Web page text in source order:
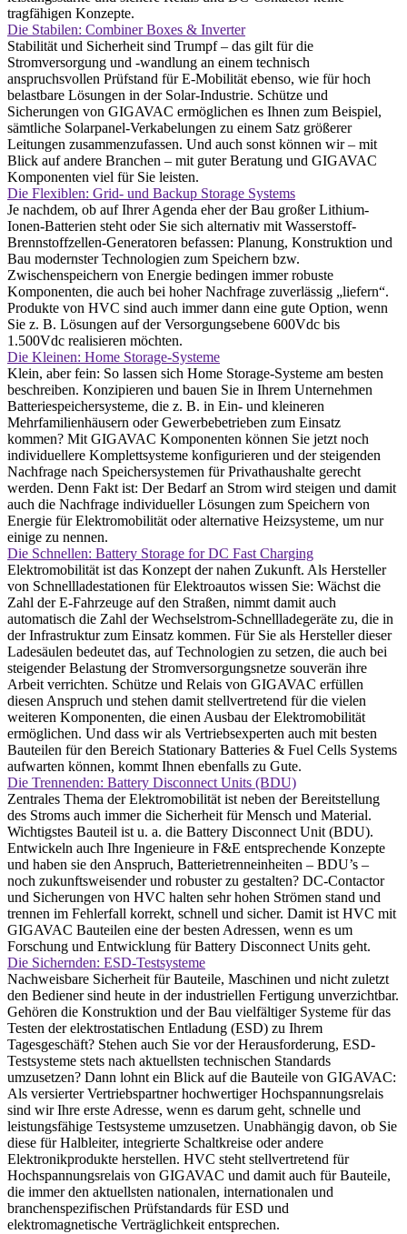
tragfähigen Konzepte.
Die Stabilen: Combiner Boxes & Inverter
Stabilität und Sicherheit sind Trumpf – das gilt für die
Stromversorgung und -wandlung an einem technisch
anspruchsvollen Prüfstand für E-Mobilität ebenso, wie für hoch
belastbare Lösungen in der Solar-Industrie. Schütze und
Sicherungen von GIGAVAC ermöglichen es Ihnen zum Beispiel,
sämtliche Solarpanel-Verkabelungen zu einem Satz größerer
Leitungen zusammenzufassen. Und auch sonst können wir – mit
Blick auf andere Branchen – mit guter Beratung und GIGAVAC
Komponenten viel für Sie leisten.
Die Flexiblen: Grid- und Backup Storage Systems
Je nachdem, ob auf Ihrer Agenda eher der Bau großer Lithium-
Ionen-Batterien steht oder Sie sich alternativ mit Wasserstoff-
Brennstoffzellen-Generatoren befassen: Planung, Konstruktion und
Bau modernster Technologien zum Speichern bzw.
Zwischenspeichern von Energie bedingen immer robuste
Komponenten, die auch bei hoher Nachfrage zuverlässig „liefern“.
Produkte von HVC sind auch immer dann eine gute Option, wenn
Sie z. B. Lösungen auf der Versorgungsebene 600Vdc bis
1.500Vdc realisieren möchten.
Die Kleinen: Home Storage-Systeme
Klein, aber fein: So lassen sich Home Storage-Systeme am besten
beschreiben. Konzipieren und bauen Sie in Ihrem Unternehmen
Batteriespeichersysteme, die z. B. in Ein- und kleineren
Mehrfamilienhäusern oder Gewerbebetrieben zum Einsatz
kommen? Mit GIGAVAC Komponenten können Sie jetzt noch
individuellere Komplettsysteme konfigurieren und der steigenden
Nachfrage nach Speichersystemen für Privathaushalte gerecht
werden. Denn Fakt ist: Der Bedarf an Strom wird steigen und damit
auch die Nachfrage individueller Lösungen zum Speichern von
Energie für Elektromobilität oder alternative Heizsysteme, um nur
einige zu nennen.
Die Schnellen: Battery Storage for DC Fast Charging
Elektromobilität ist das Konzept der nahen Zukunft. Als Hersteller
von Schnellladestationen für Elektroautos wissen Sie: Wächst die
Zahl der E-Fahrzeuge auf den Straßen, nimmt damit auch
automatisch die Zahl der Wechselstrom-Schnellladegeräte zu, die in
der Infrastruktur zum Einsatz kommen. Für Sie als Hersteller dieser
Ladesäulen bedeutet das, auf Technologien zu setzen, die auch bei
steigender Belastung der Stromversorgungsnetze souverän ihre
Arbeit verrichten. Schütze und Relais von GIGAVAC erfüllen
diesen Anspruch und stehen damit stellvertretend für die vielen
weiteren Komponenten, die einen Ausbau der Elektromobilität
ermöglichen. Und dass wir als Vertriebsexperten auch mit besten
Bauteilen für den Bereich Stationary Batteries & Fuel Cells Systems
aufwarten können, kommt Ihnen ebenfalls zu Gute.
Die Trennenden: Battery Disconnect Units (BDU)
Zentrales Thema der Elektromobilität ist neben der Bereitstellung
des Stroms auch immer die Sicherheit für Mensch und Material.
Wichtigstes Bauteil ist u. a. die Battery Disconnect Unit (BDU).
Entwickeln auch Ihre Ingenieure in F&E entsprechende Konzepte
und haben sie den Anspruch, Batterietrenneinheiten – BDU’s –
noch zukunftsweisender und robuster zu gestalten? DC-Contactor
und Sicherungen von HVC halten sehr hohen Strömen stand und
trennen im Fehlerfall korrekt, schnell und sicher. Damit ist HVC mit
GIGAVAC Bauteilen eine der besten Adressen, wenn es um
Forschung und Entwicklung für Battery Disconnect Units geht.
Die Sichernden: ESD-Testsysteme
Nachweisbare Sicherheit für Bauteile, Maschinen und nicht zuletzt
den Bediener sind heute in der industriellen Fertigung unverzichtbar.
Gehören die Konstruktion und der Bau vielfältiger Systeme für das
Testen der elektrostatischen Entladung (ESD) zu Ihrem
Tagesgeschäft? Stehen auch Sie vor der Herausforderung, ESD-
Testsysteme stets nach aktuellsten technischen Standards
umzusetzen? Dann lohnt ein Blick auf die Bauteile von GIGAVAC:
Als versierter Vertriebspartner hochwertiger Hochspannungsrelais
sind wir Ihre erste Adresse, wenn es darum geht, schnelle und
leistungsfähige Testsysteme umzusetzen. Unabhängig davon, ob Sie
diese für Halbleiter, integrierte Schaltkreise oder andere
Elektronikprodukte herstellen. HVC steht stellvertretend für
Hochspannungsrelais von GIGAVAC und damit auch für Bauteile,
die immer den aktuellsten nationalen, internationalen und
branchenspezifischen Prüfstandards für ESD und
elektromagnetische Verträglichkeit entsprechen.